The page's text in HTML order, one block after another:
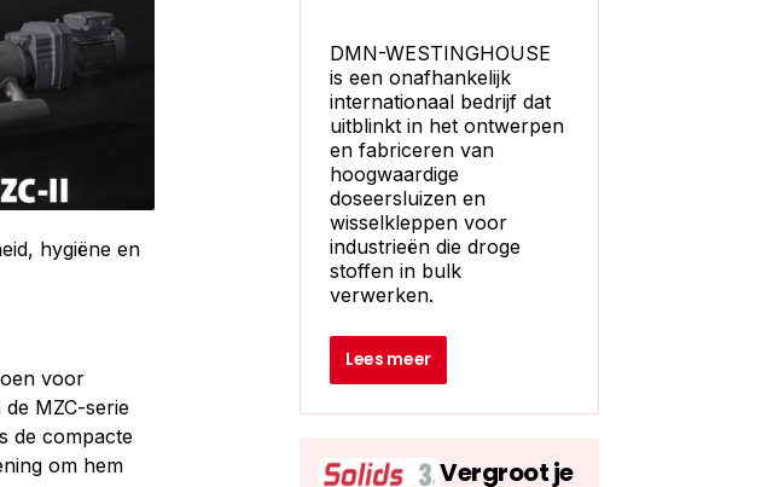
hygiëne en
voor
MZC-serie
de compacte
om hem
DMN-WESTINGHOUSE
is een onafhankelijk
internationaal bedrijf dat
uitblinkt in het ontwerpen
en fabriceren van
hoogwaardige
doseersluizen en
wisselkleppen voor
industrieën die droge
stoffen in bulk
verwerken.
Lees meer
Vergroot je